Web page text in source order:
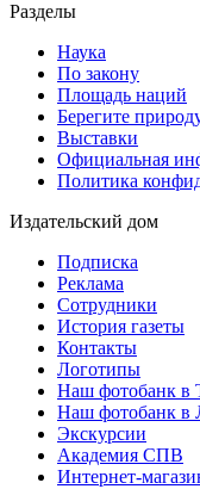
Разделы
Наука
По закону
Площадь наций
Берегите
Выставки
Официальная
Политика
Издательский дом
Подписка
Реклама
Сотрудники
История газеты
Контакты
Логотипы
Наш фотобанк
Наш фотобанк в
Экскурсии
Академия СПВ
Интернет-